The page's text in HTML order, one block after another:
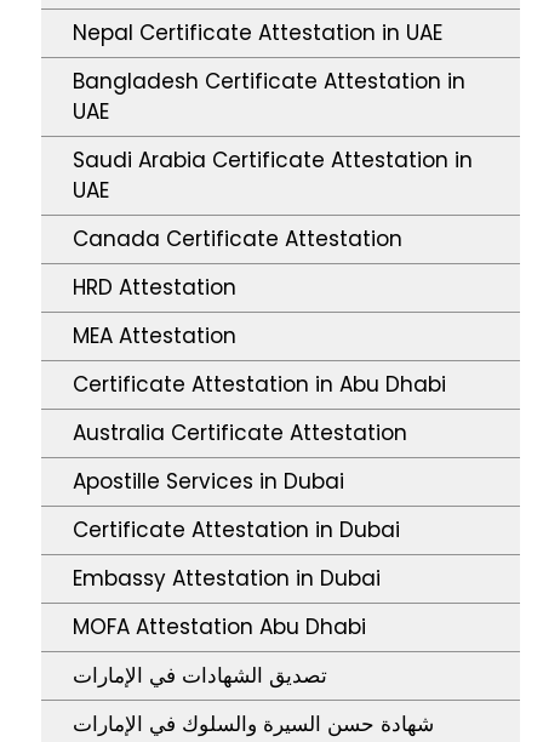
Nepal Certificate Attestation in UAE
Bangladesh Certificate Attestation in
UAE
Saudi Arabia Certificate Attestation in
UAE
Canada Certificate Attestation
HRD Attestation
MEA Attestation
Certificate Attestation in Abu Dhabi
Australia Certificate Attestation
Apostille Services in Dubai
Certificate Attestation in Dubai
Embassy Attestation in Dubai
MOFA Attestation Abu Dhabi
تصديق الشهادات في الإمارات
شهادة حسن السيرة والسلوك في الإمارات